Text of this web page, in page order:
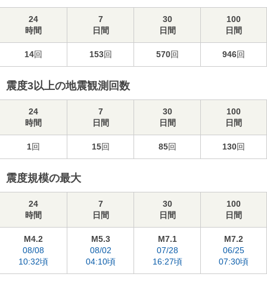
24
時間
7
日間
30
日間
100
日間
14回 153回 570回 946回
震度3以上の地震観測回数
24
時間
7
日間
30
日間
100
日間
1回 15回 85回 130回
震度規模の最大
24
時間
7
日間
30
日間
100
日間
M4.2
08/08
10:32頃
M5.3
08/02
04:10頃
M7.1
07/28
16:27頃
M7.2
06/25
07:30頃